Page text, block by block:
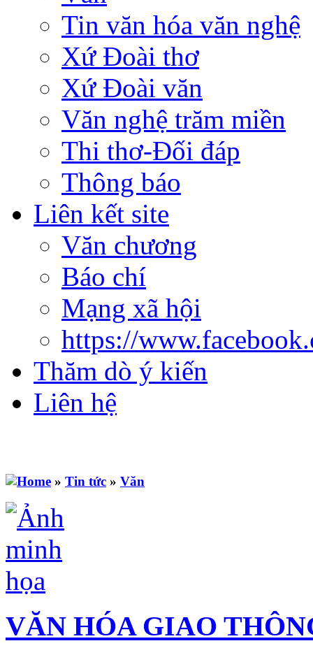
Tin văn hóa văn nghệ
Xứ Đoài thơ
Xứ Đoài văn
Văn nghệ trăm miền
Thi thơ-Đối đáp
Thông báo
Liên kết site
Văn chương
Báo chí
Mạng xã hội
https://
Thăm dò ý kiến
Liên hệ
» Tin tức » Văn
VĂN HÓA GIAO